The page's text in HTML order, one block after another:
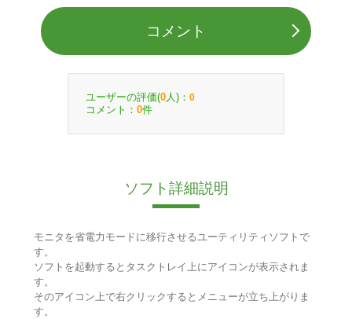
コメント
ユーザーの評価(0 人)： 0
コメント： 0件
ソフト詳細説明
モニタを省電力モードに移行させるユーティリティソフトで
す。
ソフトを起動するとタスクトレイ上にアイコンが表示されま
す。
そのアイコン上で右クリックするとメニューが立ち上がりま
す。